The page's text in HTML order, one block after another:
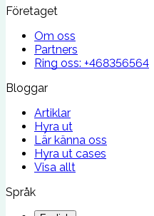
Företaget
Om oss
Partners
Ring oss: +468356564
Bloggar
Artiklar
Hyra ut
Lär känna oss
Hyra ut cases
Visa allt
Språk